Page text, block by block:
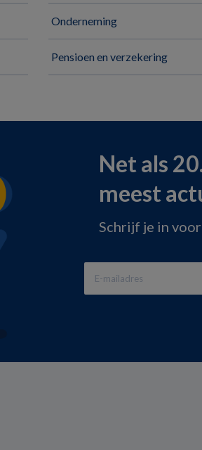
Onderneming
Pensioen en verzekering
Net als
meest
Schrijf je in